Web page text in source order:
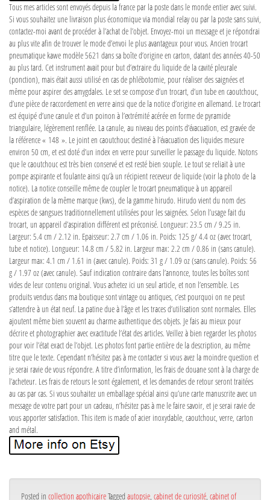
Tous mes articles sont envoyés depuis la france par la poste dans le monde entier avec suivi.
Si vous souhaitez une livraison plus économique via mondial relay ou par la poste sans suivi,
contactez-moi avant de procéder à l’achat de l’objet. Envoyez-moi un message et je répondrai
au plus vite afin de trouver le mode d’envoi le plus avantageux pour vous. Ancien trocart
pneumatique kawe modèle 5621 dans sa boîte d’origine en carton, datant des années 40-50
au plus tard. Cet instrument avait pour but d’extraire du liquide de la cavité pleurale
(ponction), mais était aussi utilisé en cas de phlébotomie, pour réaliser des saignées et
même pour aspirer des amygdales. Le set se compose d’un trocart, d’un tube en caoutchouc,
d’une pièce de raccordement en verre ainsi que de la notice d’origine en allemand. Le trocart
est équipé d’une canule et d’un poinon à l’extrémité acérée en forme de pyramide
triangulaire, légèrement renflée. La canule, au niveau des points d’évacuation, est gravée de
la référence « 148 ». Le joint en caoutchouc destiné à l’évacuation des liquides mesure
environ 50 cm, et est doté d’un index en verre pour surveiller le passage du liquide. Notons
que le caoutchouc est très bien conservé et est resté bien souple. Le tout se reliait à une
pompe aspirante et foulante ainsi qu’à un récipient receveur de liquide (voir la photo de la
notice). La notice conseille même de coupler le trocart pneumatique à un appareil
d’aspiration de la même marque (kws), de la gamme hirudo. Hirudo vient du nom des
espèces de sangsues traditionnellement utilisées pour les saignées. Selon l’usage fait du
trocart, un appareil d’aspiration différent est préconisé. Longueur: 23.5 cm / 9.25 in.
Largeur: 5.4 cm / 2.12 in. Epaisseur: 2.7 cm / 1.06 in. Poids: 125 g/ 4.4 oz (avec trocart,
tube et notice). Longueur: 14.8 cm / 5.82 in. Largeur max: 2.2 cm / 0.86 in (sans canule).
Largeur max: 4.1 cm / 1.61 in (avec canule). Poids: 31 g / 1.09 oz (sans canule). Poids: 56
g / 1.97 oz (avec canule). Sauf indication contraire dans l’annonce, toutes les boîtes sont
vides de leur contenu original. Vous achetez ici un seul article, et non l’ensemble. Les
produits vendus dans ma boutique sont vintage ou antiques, c’est pourquoi on ne peut
s’attendre à un état neuf. La patine due à l’âge et les traces d’utilisation sont normales. Elles
ajoutent même bien souvent au charme authentique des objets. Je fais au mieux pour
décrire et photographier avec exactitude l’état des articles. Veillez à bien regarder les photos
pour voir l’état exact de l’objet. Les photos font partie entière de la description, au même
titre que le texte. Cependant n’hésitez pas à me contacter si vous avez la moindre question et
je serai ravie de vous répondre. A titre d’information, les frais de douane sont à la charge de
l’acheteur. Les frais de retours le sont également, et les demandes de retour seront traitées
au cas par cas. Si vous souhaitez un emballage spécial ainsi qu’une carte manuscrite avec un
message de votre part pour un cadeau, n’hésitez pas à me le faire savoir, et je serai ravie de
vous apporter satisfaction. This item is made of acier inoxydable, caoutchouc, verre, carton
and métal.
Posted in collection apothicaireTagged autopsie cabinet de curiosité cabinet of